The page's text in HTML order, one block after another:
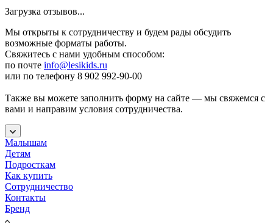
Загрузка отзывов...
Мы открыты к сотрудничеству и будем рады обсудить
возможные форматы работы.
Свяжитесь с нами удобным способом:
по почте info@lesikids.ru
или по телефону 8 902 992-90-00
Также вы можете заполнить форму на сайте — мы свяжемся с
вами и направим условия сотрудничества.
Малышам
Детям
Подросткам
Как купить
Сотрудничество
Контакты
Бренд